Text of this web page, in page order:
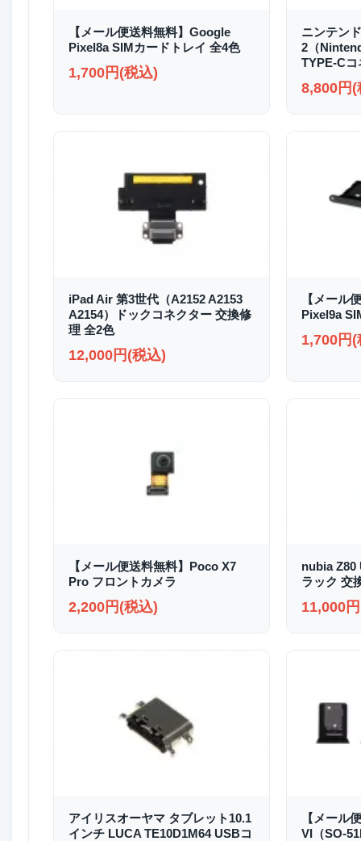
【メール便送料無料】Google
Pixel8a SIMカードトレイ 全4色
1,700円(税込)
ニンテン
2（
TYPE-C
8,800円(
iPad Air 第3世代（A2152 A2153
A2154）ドックコネクター 交換修
理 全2色
12,000円(税込)
【メール
Pixel9a
1,700円(
【メール便送料無料】Poco X7
Pro フロントカメラ
2,200円(税込)
nubia Z80
ラック 交
11,000
アイリスオーヤマ タブレット10.1
インチ LUCA TE10D1M64 USBコ
【メール
VI（SO-